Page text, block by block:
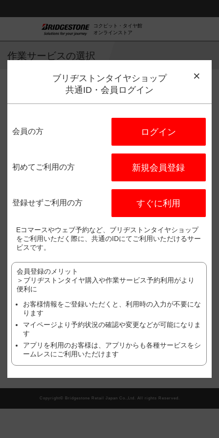
コクピット・タイヤ館
オンラインストア
作業サービスの選択
〒514-0304 三重県津市
059-238-0500
※表示価格はあくまで目安となります。
※店別、車種、サイズ別に価格が異なります。
※ご利用店舗でのご購入状況(追加作業や、廃タイヤ処理やゴムバルブ
さい。
※作業店舗以外で購入されたタイヤの場合は、作業料金が異なる場合
がございます。詳しくは、店舗にてご確認ください。
※おクルマ、タイヤ、ホイール等の状態により、作業をお断りする場
現在、この店舗では順番待ち予約を受け付けておりません。
翌日以降の予約をご希望の方はこちら
ブリヂストンタイヤショップ
共通ID・会員ログイン
会員の方 ログイン
初めてご利用の方 新規会員登録
登録せずご利用の方 すぐに利用
Eコマースやウェブ予約など、ブリヂストンタイヤショップ
をご利用いただく際に、共通のIDにてご利用いただけるサー
ビスです。
会員登録のメリット
＞ブリヂストンタイヤ購入や作業サービス予約利用がより
便利に
お客様情報をご登録いただくと、利用時の入力が不要にな
ります
マイページより予約状況の確認や変更などが可能になりま
す
アプリを利用のお客様は、アプリからも各種サービスをシ
ームレスにご利用いただけます
Copyright© Bridgestone Retail Japan Co.,Ltd. All rights Reserved.